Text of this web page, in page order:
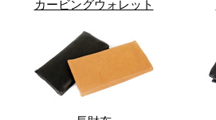
カービングウォレット